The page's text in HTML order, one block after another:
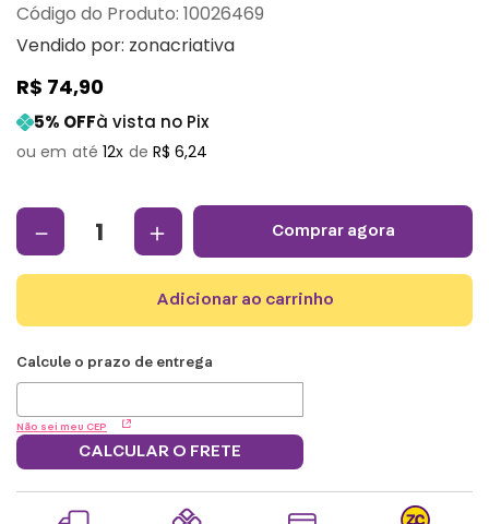
: 10026469
Vendido por: zonacriativa
R$ 74,90
5% OFFà vista no Pix
12 R$ 6,24
＋
－ comprar agora
adicionar ao carrinho
Não sei meu CEP
CALCULAR O FRETE